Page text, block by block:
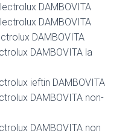
DAMBOVITA
DAMBOVITA
DAMBOVITA
DAMBOVITA la
ieftin DAMBOVITA
DAMBOVITA non-
DAMBOVITA non